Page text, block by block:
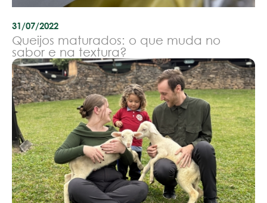
31/07/2022
Queijos maturados: o que muda no
sabor e na textura?